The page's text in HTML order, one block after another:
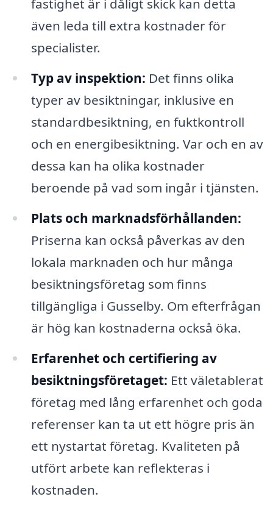
fastighet är i dåligt skick kan detta
även leda till extra kostnader för
specialister.
Typ av inspektion: Det finns olika
typer av besiktningar, inklusive en
standardbesiktning, en fuktkontroll
och en energibesiktning. Var och en av
dessa kan ha olika kostnader
beroende på vad som ingår i tjänsten.
Plats och marknadsförhållanden:
Priserna kan också påverkas av den
lokala marknaden och hur många
besiktningsföretag som finns
tillgängliga i Gusselby. Om efterfrågan
är hög kan kostnaderna också öka.
Erfarenhet och certifiering av
besiktningsföretaget: Ett väletablerat
företag med lång erfarenhet och goda
referenser kan ta ut ett högre pris än
ett nystartat företag. Kvaliteten på
utfört arbete kan reflekteras i
kostnaden.